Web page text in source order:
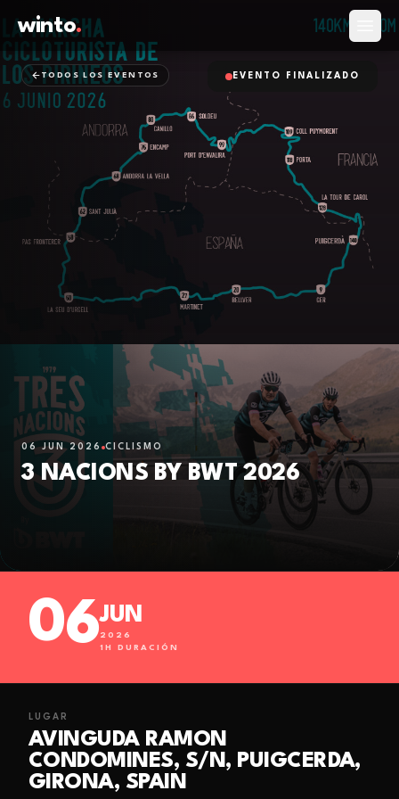
winto. Abrir
TODOS LOS EVENTOS
06 JUN 2026 CICLISMO
3 NACIONS BY BWT 2026
EVENTO FINALIZADO
06JUN
2026
1H DURACIÓN
LUGAR
AVINGUDA RAMON
CONDOMINES, S/N, PUIGCERDA,
GIRONA, SPAIN